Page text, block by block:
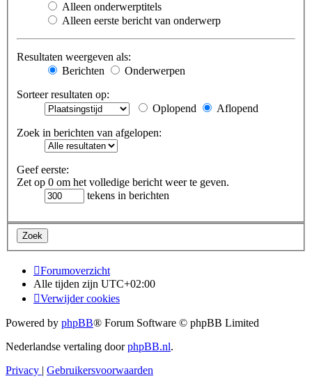
Alleen onderwerptitels
Alleen eerste bericht van onderwerp
Resultaten weergeven als:
Berichten
Onderwerpen
Sorteer resultaten op:
Oplopend
Aflopend
Zoek in berichten van afgelopen:
Geef eerste:
Zet op 0 om het volledige bericht weer te geven.
tekens in berichten
Forumoverzicht
Alle tijden zijn UTC+02:00
Verwijder cookies
Powered by phpBB® Forum Software © phpBB Limited
Nederlandse vertaling doorphpBB.nl.
Privacy | Gebruikersvoorwaarden